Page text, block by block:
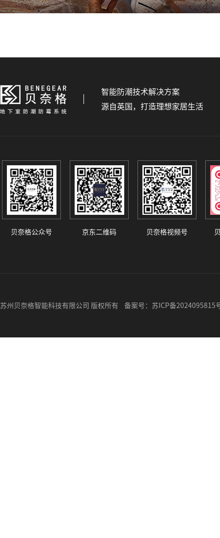
智能防潮技术解决方案
源自英国，打造理想家居生活
贝奈格公众号 京东二维码 贝奈格视频号
苏州贝奈格智能科技有限公司 版权所有 备案号： 苏ICP备2024095815